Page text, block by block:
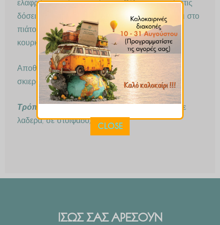
ελαφρώς πικρή και πικάντικη. Θέλει προσοχή στις
δόσεις που χρησιμοποιείται, αλλιώς θα πικρίσει στο
πιάτο. Ταιριάζει με κανέλα, γαρύφαλο, τζίτζερ,
κουρκουμά, πάπρικα, τσίλι.
Αποθηκεύεται σε γυάλινο αεροστεγές βάζο, σε
σκιερό και δροσερό μέρος.
Τρόπος Χρήσης
: σε κοκκινιστά, σε κιμάδες, σε
λαδερά, σε στοιφάδο, σάλτσες
ΙΣΩΣ ΣΑΣ ΑΡΕΣΟΥΝ
CLOSE